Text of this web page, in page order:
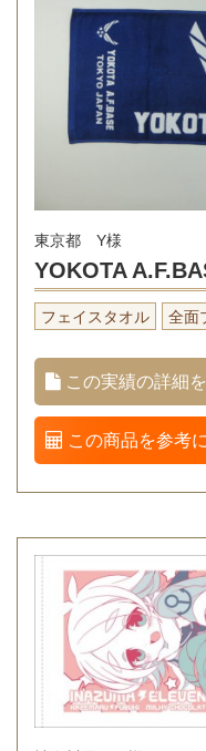
東京都 Y様
YOKOTA
フェイスタオル 全面
この実績の詳細
この商品を参考